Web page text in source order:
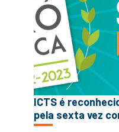
ICTS é reconhecida pelo selo Pró-Ética
pela sexta vez